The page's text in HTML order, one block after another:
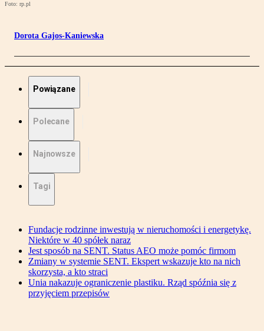
Foto: rp.pl
Dorota Gajos-Kaniewska
Powiązane
Polecane
Najnowsze
Tagi
Fundacje rodzinne inwestują w nieruchomości i energetykę.
Niektóre w 40 spółek naraz
Jest sposób na SENT. Status AEO może pomóc firmom
Zmiany w systemie SENT. Ekspert wskazuje kto na nich
skorzysta, a kto straci
Unia nakazuje ograniczenie plastiku. Rząd spóźnia się z
przyjęciem przepisów